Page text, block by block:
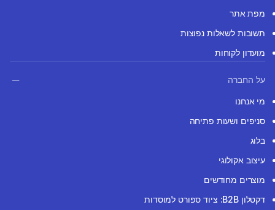
מפת אתר
תשובות לשאלות נפוצות
מועדון לקוחות
על החברה
מי אנחנו
סניפים ושעות פתיחה
בלוג
עיצוב אקולוגי
מוצרים מחודשים
דקטלון B2B: ציוד ספורט למוסדות